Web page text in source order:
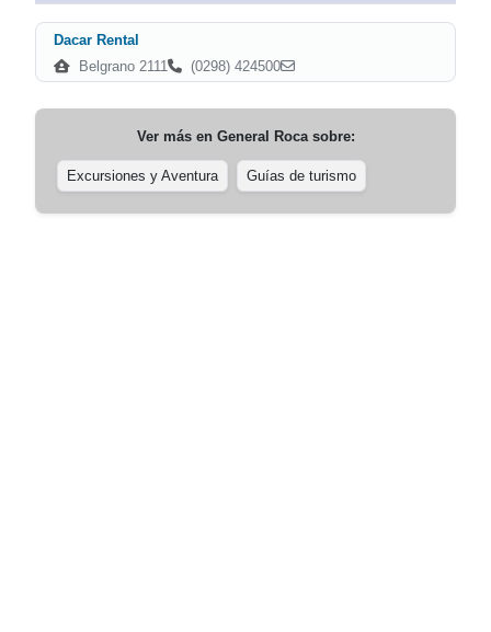
Dacar Rental
Belgrano 2111
(0298) 424500
Ver más en General Rocasobre:
Excursiones y Aventura Guías de turismo